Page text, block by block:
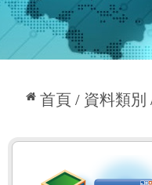
首頁 資料類別
:::